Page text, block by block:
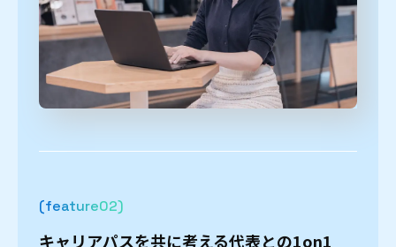
(feature )
キャリアパスを共に考える代表との1on1